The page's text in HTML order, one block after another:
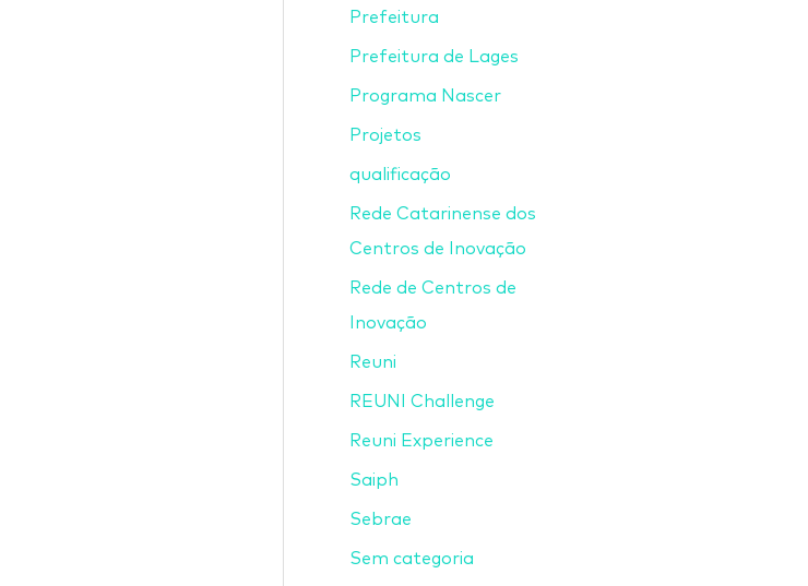
Prefeitura
Prefeitura de Lages
Programa Nascer
Projetos
qualificação
Rede Catarinense dos
Centros de Inovação
Rede de Centros de
Inovação
Reuni
REUNI Challenge
Reuni Experience
Saiph
Sebrae
Sem categoria